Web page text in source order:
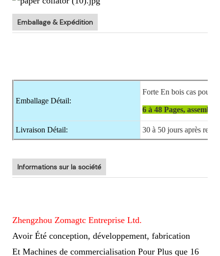
Emballage & Expédition
Emballage Détail:
Forte En bois cas pour
6 à 48 Pages,
Livraison Détail: 30 à 50 jours après
Informations sur la société
Zhengzhou Zomagtc Entreprise Ltd.
Avoir Été conception, développement, fabrication
Et Machines de commercialisation Pour Plus que 16